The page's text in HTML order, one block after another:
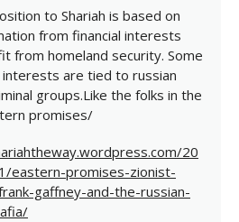
to Shariah is based on
from financial interests
from homeland security. Some
are tied to russian
groups.Like the folks in the
promises/
20
eastern-promises-zionist-
gaffney-and-the-russian-